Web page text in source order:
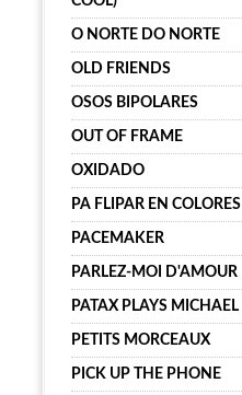
O NORTE DO NORTE
OLD FRIENDS
OSOS BIPOLARES
OUT OF FRAME
OXIDADO
PA FLIPAR EN COLORES
PACEMAKER
PARLEZ-MOI D'AMOUR
PATAX PLAYS MICHAEL
PETITS MORCEAUX
PICK UP THE PHONE